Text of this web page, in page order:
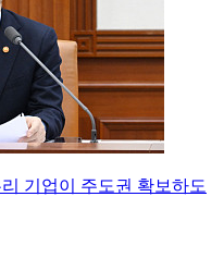
기업이 주도권 확보하도